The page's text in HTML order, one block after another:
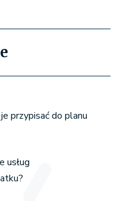
przypisać do planu
usług